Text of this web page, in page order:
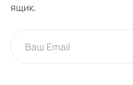
ящик.